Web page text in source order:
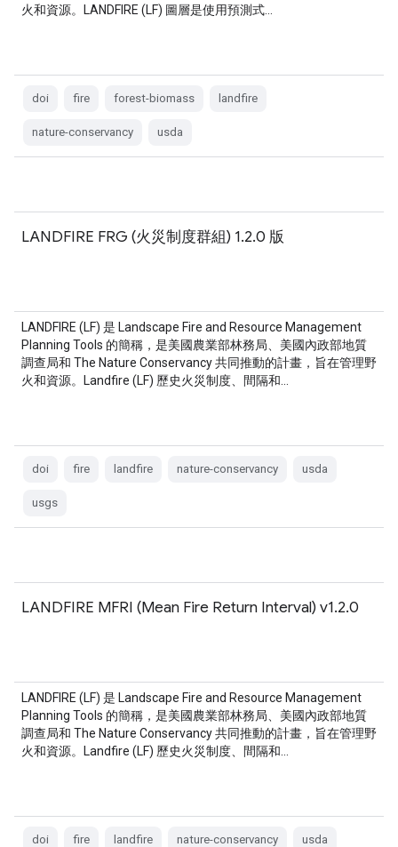
火和資源。LANDFIRE (LF) 圖層是使用預測式…
doi fire forest-biomass landfire
nature-conservancy usda
LANDFIRE FRG (火災制度群組) 1.2.0 版
LANDFIRE (LF) 是 Landscape Fire and Resource Management
Planning Tools 的簡稱，是美國農業部林務局、美國內政部地質
調查局和 The Nature Conservancy 共同推動的計畫，旨在管理野
火和資源。Landfire (LF) 歷史火災制度、間隔和…
doi fire landfire nature-conservancy usda
usgs
LANDFIRE MFRI (Mean Fire Return Interval) v1.2.0
LANDFIRE (LF) 是 Landscape Fire and Resource Management
Planning Tools 的簡稱，是美國農業部林務局、美國內政部地質
調查局和 The Nature Conservancy 共同推動的計畫，旨在管理野
火和資源。Landfire (LF) 歷史火災制度、間隔和…
doi fire landfire nature-conservancy usda